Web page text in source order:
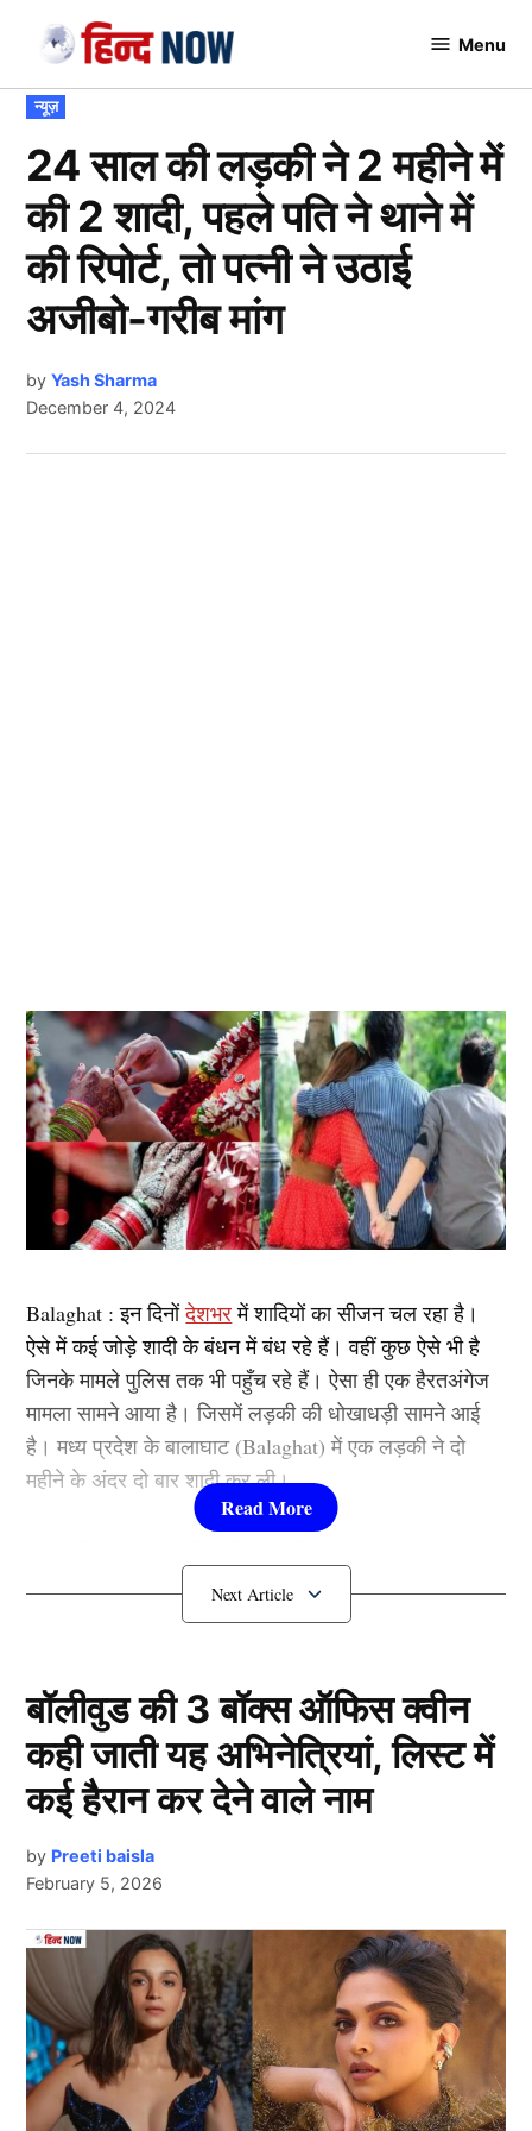
content
Menu
POSTED
IN
न्यूज़
24 साल की लड़की ने 2 महीने में
की 2 शादी, पहले पति ने थाने में
की रिपोर्ट, तो पत्नी ने उठाई
अजीबो-गरीब मांग
by Yash Sharma
December 4, 2024
Balaghat : इन दिनोंदेशभरमें शादियों का सीजन चल रहा है।
ऐसे में कई जोड़े शादी के बंधन में बंध रहे हैं। वहीं कुछ ऐसे भी है
जिनके मामले पुलिस तक भी पहुँच रहे हैं। ऐसा ही एक हैरतअंगेज
मामला सामने आया है। जिसमें लड़की की धोखाधड़ी सामने आई
है। मध्य प्रदेश के बालाघाट (Balaghat) में एक लड़की ने दो
महीने के अंदर दो बार शादी कर ली।
संपर्क किया। पुलिस ने जब लड़की की तलाश की तो पता चला की
उसने दूसरी शादी कर ली है। इस घटना के बाद अब दोनों पति
एक लड़की ने दो लड़कों से कर ली शादी
पुलिस का कहना है की इस मामले में जो भी सबूत सामने आएंगे
Next Article
बॉलीवुड की 3 बॉक्स ऑफिस क्वीन
कही जाती यह अभिनेत्रियां, लिस्ट में
कई हैरान कर देने वाले नाम
by Preeti baisla
February 5, 2026